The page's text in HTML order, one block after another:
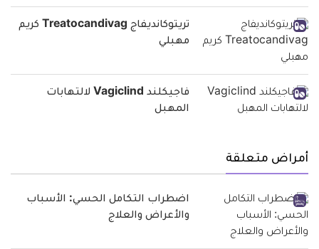
تريتوكانديفاج Treatocandivag كريم
مهبلي
فاجيكلند Vagiclind لالتهابات
المهبل
أمراض متعلقة
اضطراب التكامل الحسي: الأسباب
والأعراض والعلاج